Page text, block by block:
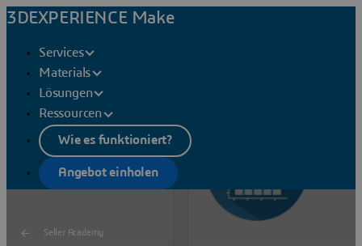
3DEXPERIENCE Make
Services
Materials
Lösungen
Ressourcen
Wie es funktioniert?
Angebot einholen
Seller Academy